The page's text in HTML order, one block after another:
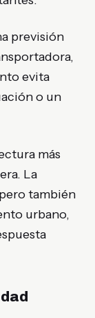
previsión
evita
o un
más
La
también
urbano,